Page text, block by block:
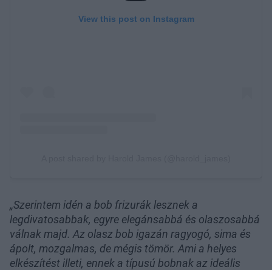
„Szerintem idén a bob frizurák lesznek a
legdivatosabbak, egyre elegánsabbá és olaszosabbá
válnak majd. Az olasz bob igazán ragyogó, sima és
ápolt, mozgalmas, de mégis tömör. Ami a helyes
elkészítést illeti, ennek a típusú bobnak az ideális